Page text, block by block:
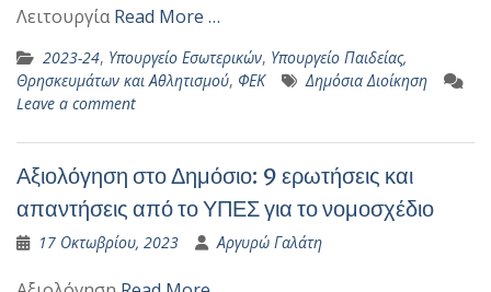
ΛειτουργίαRead More …
2023-24, Υπουργείο Εσωτερικών, Υπουργείο Παιδείας,
Θρησκευμάτων και Αθλητισμού, ΦΕΚ
Δημόσια Διοίκηση
Leave a comment
Αξιολόγηση στο Δημόσιο: 9 ερωτήσεις και
απαντήσεις από το ΥΠΕΣ για το νομοσχέδιο
17 Οκτωβρίου, 2023 Αργυρώ Γαλάτη